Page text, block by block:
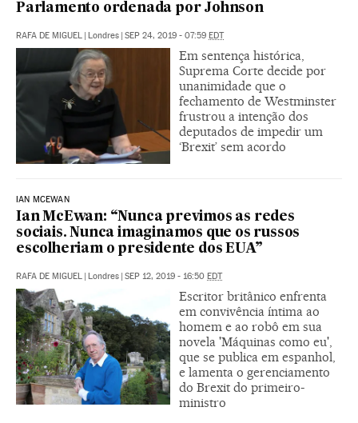
Parlamento ordenada por Johnson
RAFA DE MIGUEL | Londres | SEP 24, 2019 - 07:59 EDT
Em sentença histórica,
Suprema Corte decide por
unanimidade que o
fechamento de Westminster
frustrou a intenção dos
deputados de impedir um
‘Brexit’ sem acordo
IAN MCEWAN
Ian McEwan: “Nunca previmos as redes
sociais. Nunca imaginamos que os russos
escolheriam o presidente dos EUA”
RAFA DE MIGUEL | Londres | SEP 12, 2019 - 16:50 EDT
Escritor britânico enfrenta
em convivência íntima ao
homem e ao robô em sua
novela 'Máquinas como eu',
que se publica em espanhol,
e lamenta o gerenciamento
do Brexit do primeiro-
ministro